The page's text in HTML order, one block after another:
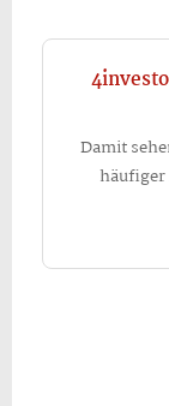
Damit
häufiger